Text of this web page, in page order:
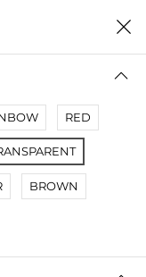
0
высокой к
RED
BROWN